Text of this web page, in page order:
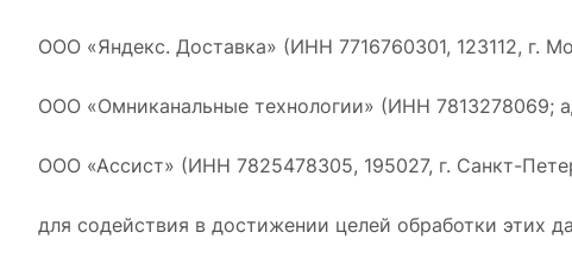
ООО «Яндекс. Доставка» (ИНН 7716760301, 123112, г.
ООО «Омниканальные технологии» (ИНН 7813278069;
ООО «Ассист» (ИНН 7825478305, 195027, г. Санкт-
для содействия в достижении целей обработки этих